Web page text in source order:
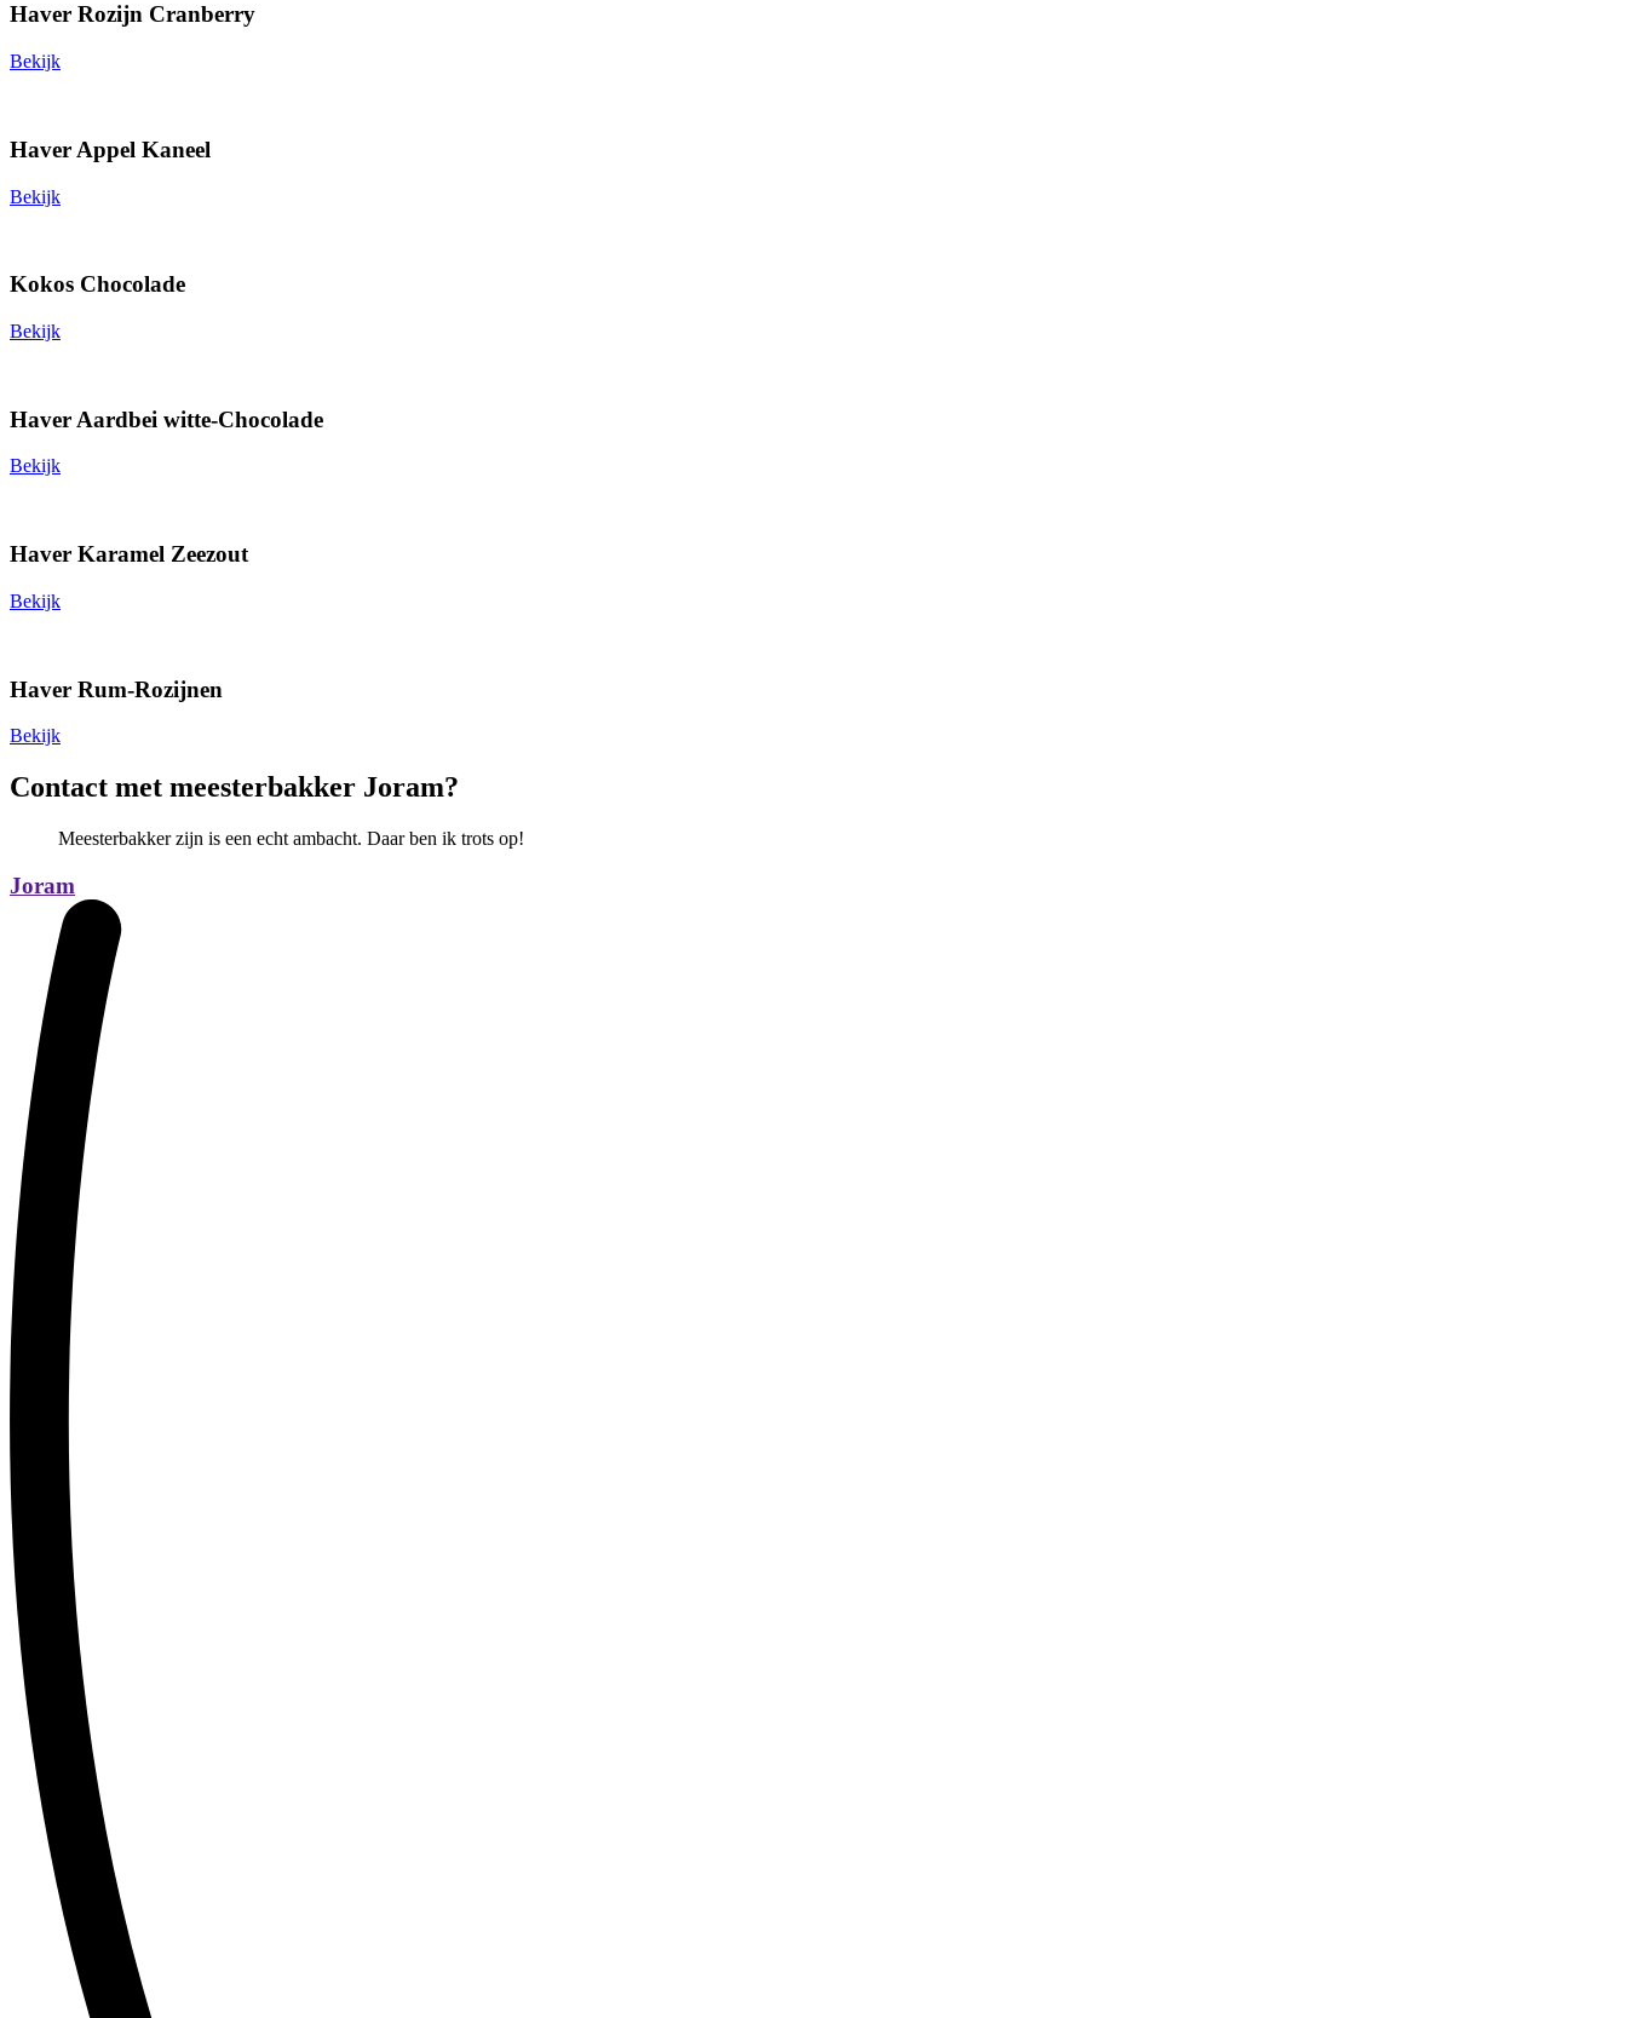
Haver Rozijn Cranberry
Bekijk
Haver Appel Kaneel
Bekijk
Kokos Chocolade
Bekijk
Haver Aardbei witte-Chocolade
Bekijk
Haver Karamel Zeezout
Bekijk
Haver Rum-Rozijnen
Bekijk
Contact met meesterbakker Joram?
Meesterbakker zijn is een echt ambacht. Daar ben ik trots op!
Joram